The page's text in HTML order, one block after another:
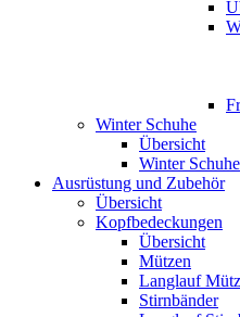
Winter Schuhe
Übersicht
Winter Schuhe
Ausrüstung und Zubehör
Übersicht
Kopfbedeckungen
Übersicht
Mützen
Langlauf
Stirnbänder